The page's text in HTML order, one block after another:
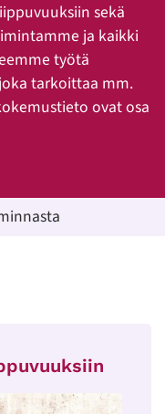
sekä
ja kaikki
työtä
tarkoittaa mm.
ovat osa